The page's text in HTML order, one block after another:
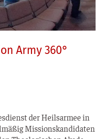
Army 360°
der Heils­ar­mee in
Mis­si­ons­kan­di­da­ten